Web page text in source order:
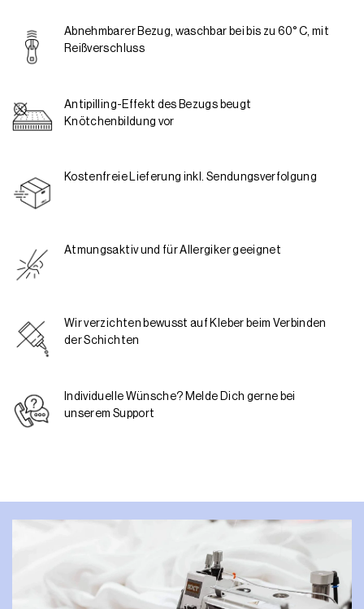
Abnehmbarer Bezug, waschbar bei bis zu 60° C, mit
Reißverschluss
Antipilling-Effekt des Bezugs beugt
Knötchenbildung vor
Kostenfreie Lieferung inkl. Sendungsverfolgung
Atmungsaktiv und für Allergiker geeignet
Wir verzichten bewusst auf Kleber beim Verbinden
der Schichten
Individuelle Wünsche? Melde Dich gerne bei
unserem Support